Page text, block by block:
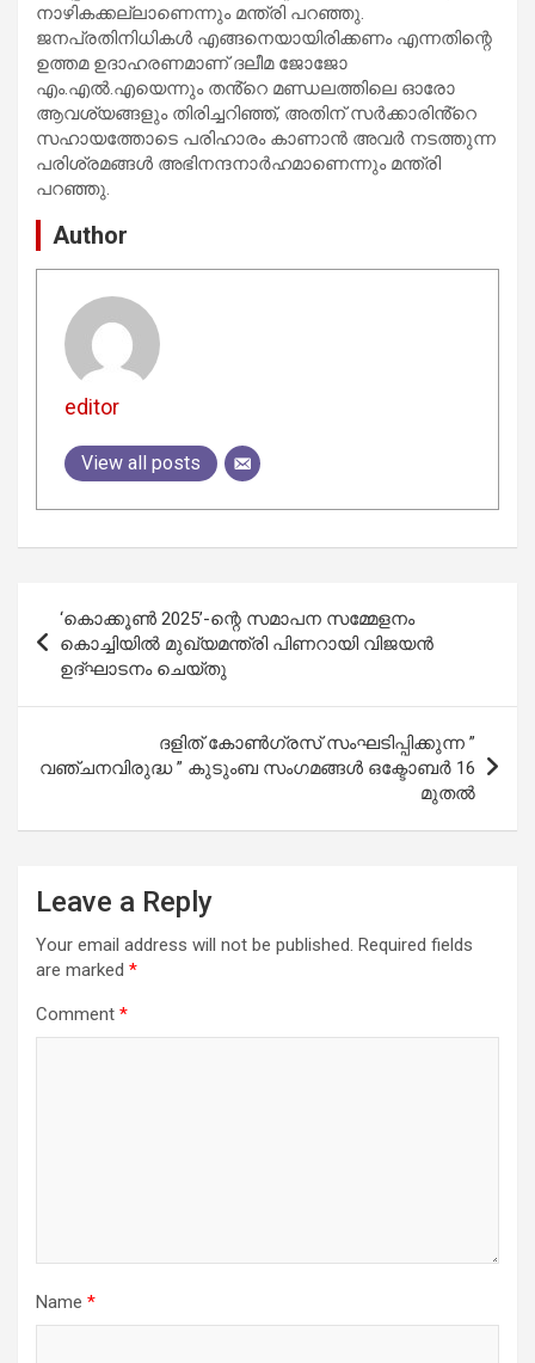
നാഴികക്കല്ലാണെന്നും മന്ത്രി പറഞ്ഞു.
ജനപ്രതിനിധികൾ എങ്ങനെയായിരിക്കണം എന്നതിന്റെ
ഉത്തമ ഉദാഹരണമാണ് ദലീമ ജോജോ
എം.എൽ.എയെന്നും തൻ്റെ മണ്ഡലത്തിലെ ഓരോ
ആവശ്യങ്ങളും തിരിച്ചറിഞ്ഞ്, അതിന് സർക്കാരിൻ്റെ
സഹായത്തോടെ പരിഹാരം കാണാൻ അവർ നടത്തുന്ന
പരിശ്രമങ്ങൾ അഭിനന്ദനാർഹമാണെന്നും മന്ത്രി
പറഞ്ഞു.
Author
editor
View all posts
navigation
‘കൊക്കൂൺ 2025’-ന്റെ സമാപന സമ്മേളനം
കൊച്ചിയിൽ മുഖ്യമന്ത്രി പിണറായി വിജയൻ
ഉദ്ഘാടനം ചെയ്തു
ദളിത് കോൺഗ്രസ് സംഘടിപ്പിക്കുന്ന ”
വഞ്ചനവിരുദ്ധ ” കുടുംബ സംഗമങ്ങൾ ഒക്ടോബർ 16
മുതൽ
Leave a Reply
Your email address will not be published. Required fields
are marked *
Comment *
Name *